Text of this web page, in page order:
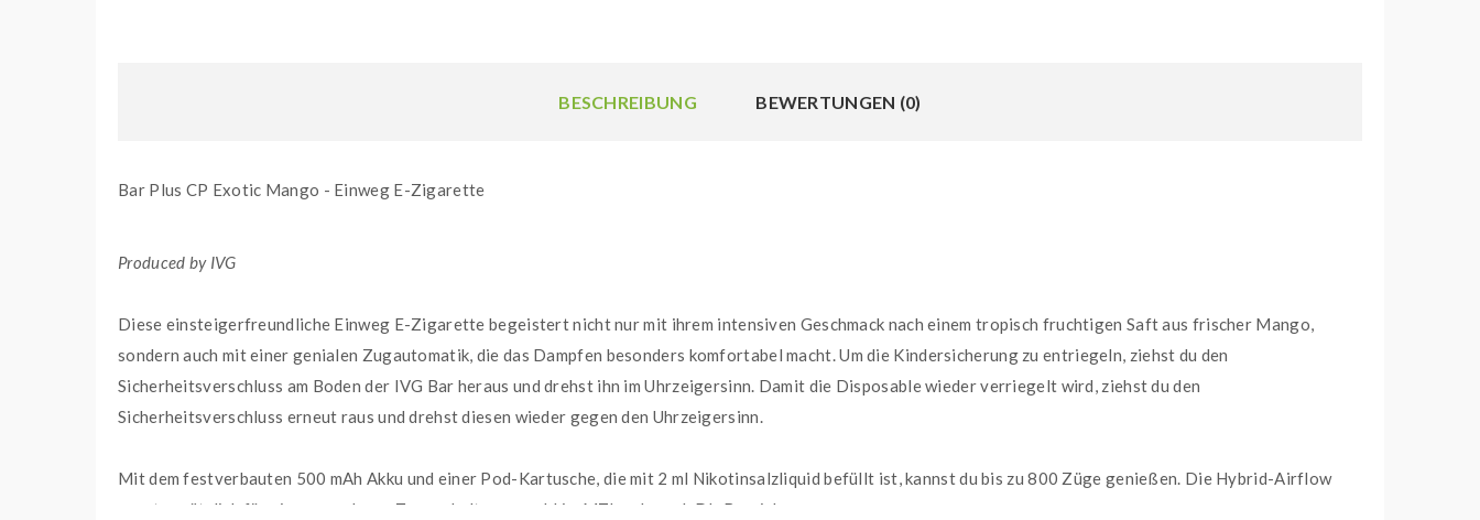
BESCHREIBUNG BEWERTUNGEN (0)
Bar Plus CP Exotic Mango - Einweg E-Zigarette
Produced by IVG
Diese einsteigerfreundliche Einweg E-Zigarette begeistert nicht nur mit ihrem intensiven Geschmack nach einem tropisch fruchtigen Saft aus frischer Mango,
sondern auch mit einer genialen Zugautomatik, die das Dampfen besonders komfortabel macht. Um die Kindersicherung zu entriegeln, ziehst du den
Sicherheitsverschluss am Boden der IVG Bar heraus und drehst ihn im Uhrzeigersinn. Damit die Disposable wieder verriegelt wird, ziehst du den
Sicherheitsverschluss erneut raus und drehst diesen wieder gegen den Uhrzeigersinn.
Mit dem festverbauten 500 mAh Akku und einer Pod-Kartusche, die mit 2 ml Nikotinsalzliquid befüllt ist, kannst du bis zu 800 Züge genießen. Die Hybrid-Airflow
sorgt zusätzlich für ein angenehmes Zugverhalten sowohl im MTL-, als auch DL-Bereich.